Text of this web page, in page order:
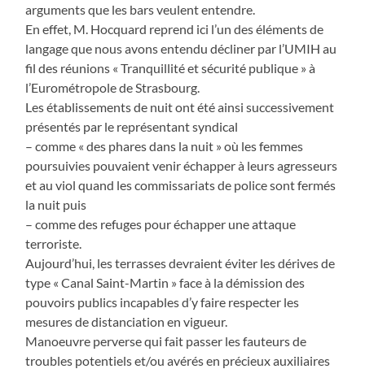
arguments que les bars veulent entendre.
En effet, M. Hocquard reprend ici l’un des éléments de
langage que nous avons entendu décliner par l’UMIH au
fil des réunions « Tranquillité et sécurité publique » à
l’Eurométropole de Strasbourg.
Les établissements de nuit ont été ainsi successivement
présentés par le représentant syndical
– comme « des phares dans la nuit » où les femmes
poursuivies pouvaient venir échapper à leurs agresseurs
et au viol quand les commissariats de police sont fermés
la nuit puis
– comme des refuges pour échapper une attaque
terroriste.
Aujourd’hui, les terrasses devraient éviter les dérives de
type « Canal Saint-Martin » face à la démission des
pouvoirs publics incapables d’y faire respecter les
mesures de distanciation en vigueur.
Manoeuvre perverse qui fait passer les fauteurs de
troubles potentiels et/ou avérés en précieux auxiliaires